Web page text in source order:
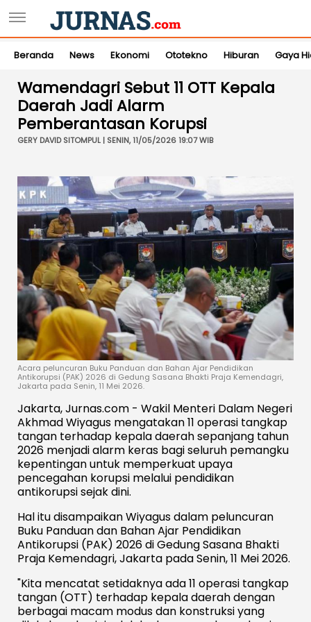
Beranda News Ekonomi Ototekno Hiburan Gaya
Wamendagri Sebut 11 OTT Kepala
Daerah Jadi Alarm
Pemberantasan Korupsi
GERY DAVID SITOMPUL | SENIN, 11/05/2026 19:07 WIB
Acara peluncuran Buku Panduan dan Bahan Ajar Pendidikan
Antikorupsi (PAK) 2026 di Gedung Sasana Bhakti Praja Kemendagri,
Jakarta pada Senin, 11 Mei 2026.
Jakarta, Jurnas.com - Wakil Menteri Dalam Negeri
Akhmad Wiyagus mengatakan 11 operasi tangkap
tangan terhadap kepala daerah sepanjang tahun
2026 menjadi alarm keras bagi seluruh pemangku
kepentingan untuk memperkuat upaya
pencegahan korupsi melalui pendidikan
antikorupsi sejak dini.
Hal itu disampaikan Wiyagus dalam peluncuran
Buku Panduan dan Bahan Ajar Pendidikan
Antikorupsi (PAK) 2026 di Gedung Sasana Bhakti
Praja Kemendagri, Jakarta pada Senin, 11 Mei 2026.
"Kita mencatat setidaknya ada 11 operasi tangkap
tangan (OTT) terhadap kepala daerah dengan
berbagai macam modus dan konstruksi yang